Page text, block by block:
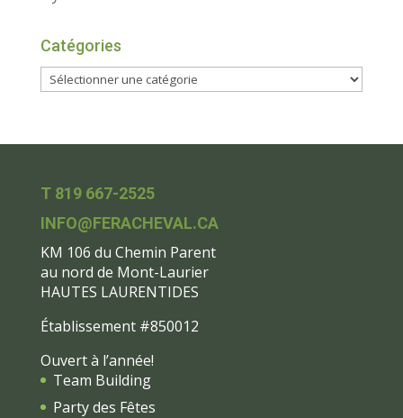
Catégories
T 819 667-2525
INFO@FERACHEVAL.CA
KM 106 du Chemin Parent
au nord de Mont-Laurier
HAUTES LAURENTIDES
Établissement #850012
Ouvert à l’année!
Team Building
Party des Fêtes